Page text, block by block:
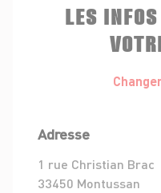
LES
Adresse
1 rue Christian Brac
33450 Montussan